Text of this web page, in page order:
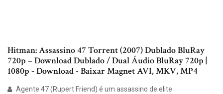
Hitman: Assassino 47 Torrent (2007) Dublado BluRay
720p – Download Dublado / Dual Áudio BluRay 720p |
1080p - Download - Baixar Magnet AVI, MKV, MP4
Agente 47 (Rupert Friend) é um assassino de elite